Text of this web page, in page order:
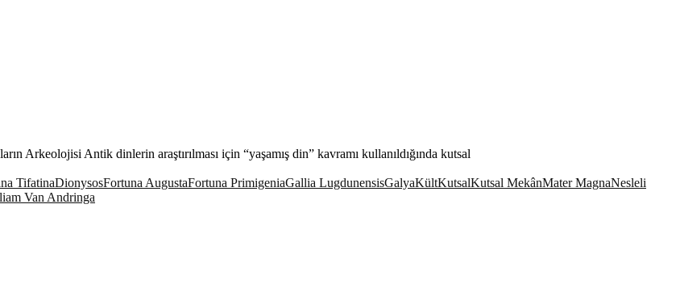
Antik dinlerin araştırılması için “yaşamış din” kavramı kullanıldığında kutsal
TifatinaDionysosFortuna AugustaFortuna PrimigeniaGallia LugdunensisGalyaKültKutsalKutsal MekânMater MagnaNesleli
Van Andringa